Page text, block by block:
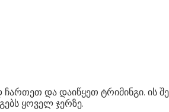
და დაიწყეთ ტრიმინგი. ის
ყოველ ჯერზე.